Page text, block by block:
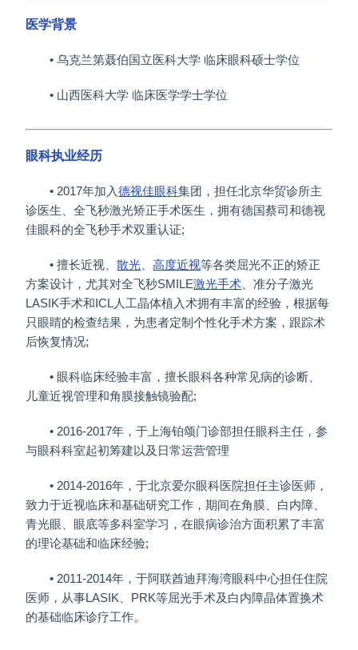
医学背景
• 乌克兰第聂伯国立医科大学 临床眼科硕士学位
• 山西医科大学 临床医学学士学位
眼科执业经历
• 2017年加入德视佳眼科集团，担任北京华贸诊所主
诊医生、全飞秒激光矫正手术医生，拥有德国蔡司和德视
佳眼科的全飞秒手术双重认证;
• 擅长近视、散光 、高度近视等各类屈光不正的矫正
方案设计，尤其对全飞秒SMILE激光手术 、准分子激光
LASIK手术和ICL人工晶体植入术拥有丰富的经验，根据每
只眼睛的检查结果，为患者定制个性化手术方案，跟踪术
后恢复情况;
• 眼科临床经验丰富，擅长眼科各种常见病的诊断、
儿童近视管理和角膜接触镜验配;
• 2016-2017年，于上海铂颂门诊部担任眼科主任，参
与眼科科室起初筹建以及日常运营管理
• 2014-2016年，于北京爱尔眼科医院担任主诊医师，
致力于近视临床和基础研究工作，期间在角膜、白内障、
青光眼、眼底等多科室学习，在眼病诊治方面积累了丰富
的理论基础和临床经验;
• 2011-2014年，于阿联酋迪拜海湾眼科中心担任住院
医师，从事LASIK、PRK等屈光手术及白内障晶体置换术
的基础临床诊疗工作。